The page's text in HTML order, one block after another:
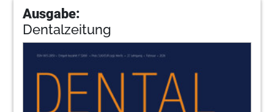
Ausgabe:
Dentalzeitung